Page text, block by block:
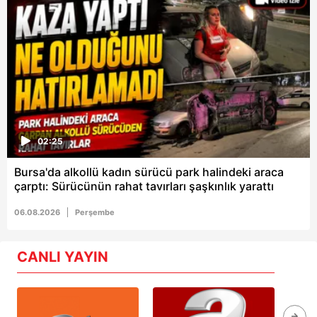
02:25
Bursa'da alkollü kadın sürücü park halindeki araca
çarptı: Sürücünün rahat tavırları şaşkınlık yarattı
06.08.2026 Perşembe
CANLI YAYIN